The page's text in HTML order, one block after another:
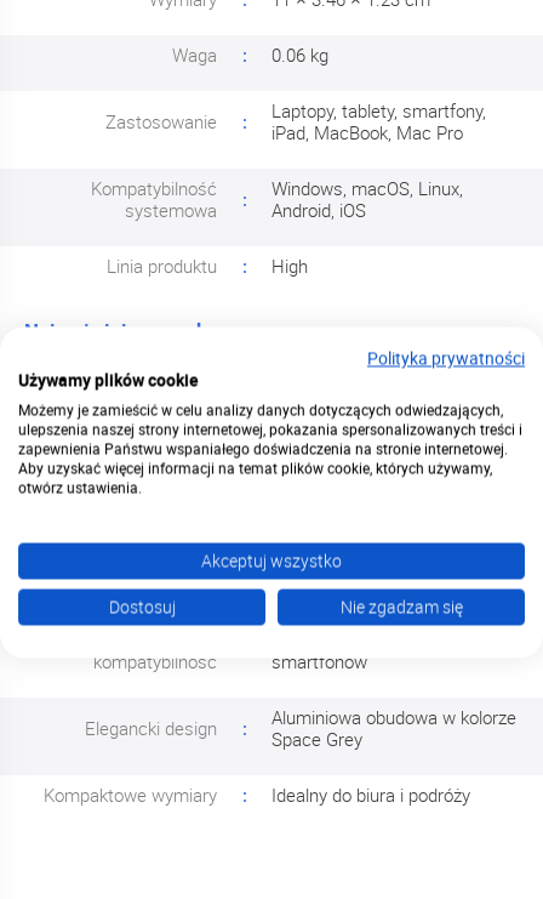
Waga 0.06 kg
Zastosowanie
Laptopy, tablety, smartfony,
iPad, MacBook, Mac Pro
Kompatybilność
systemowa
Windows, macOS, Linux,
Android, iOS
Linia produktu High
Najważniejsze cechy:
4 porty w jednym
urządzeniu
kompatybilności
Szybki transfer
Prędkość do 5 Gbps dzięki USB
3.2 Gen 1
Plug & Play
Bez sterowników,
natychmiastowa gotowość do
pracy
kompatybilność
smartfonów
Elegancki design
Aluminiowa obudowa w kolorze
Space Grey
Kompaktowe wymiary Idealny do biura i podróży
Polityka prywatności
Używamy plików cookie
Możemy je zamieścić w celu analizy danych dotyczących odwiedzających,
ulepszenia naszej strony internetowej, pokazania spersonalizowanych treści i
zapewnienia Państwu wspaniałego doświadczenia na stronie internetowej.
Aby uzyskać więcej informacji na temat plików cookie, których używamy,
otwórz ustawienia.
Akceptuj wszystko
Dostosuj
Nie zgadzam się